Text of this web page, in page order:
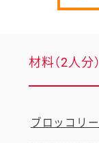
材料（2人分）
ブロッコリー